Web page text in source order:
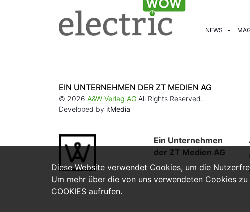
Diese Website verwendet Cookies, um die
Um mehr über die von uns verwendeten Cookies
COOKIES aufrufen.
NEWS
EIN UNTERNEHMEN DER ZT MEDIEN AG
© 2026 A&W Verlag AG All Rights Reserved.
Developed by itMedia
Ein Unternehmen
der ZT Medien AG